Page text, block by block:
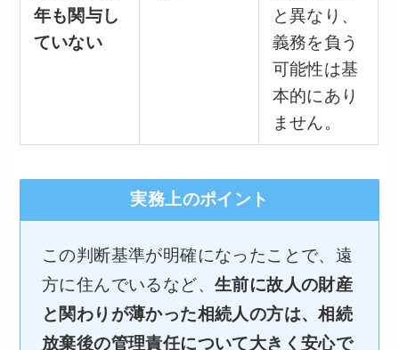
年も関与し
ていない
と異なり、
義務を負う
可能性は基
本的にあり
ません。
実務上のポイント
この判断基準が明確になったことで、遠
方に住んでいるなど、 生前に故人の財産
と関わりが薄かった相続人の方は、相続
放棄後の管理責任について大きく安心で